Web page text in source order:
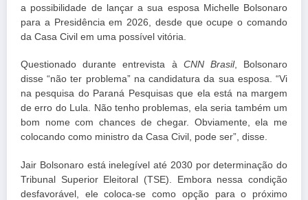
a possibilidade de lançar a sua esposa Michelle Bolsonaro
para a Presidência em 2026, desde que ocupe o comando
da Casa Civil em uma possível vitória.
Questionado durante entrevista à CNN Brasil, Bolsonaro
disse “não ter problema” na candidatura da sua esposa. “Vi
na pesquisa do Paraná Pesquisas que ela está na margem
de erro do Lula. Não tenho problemas, ela seria também um
bom nome com chances de chegar. Obviamente, ela me
colocando como ministro da Casa Civil, pode ser”, disse.
Jair Bolsonaro está inelegível até 2030 por determinação do
Tribunal Superior Eleitoral (TSE). Embora nessa condição
desfavorável, ele coloca-se como opção para o próximo